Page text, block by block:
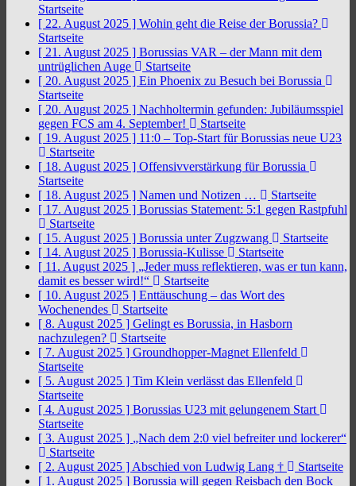
Startseite
[ 22. August 2025 ] Wohin geht die Reise der Borussia?
Startseite
[ 21. August 2025 ] Borussias VAR – der Mann mit dem
untrüglichen Auge
Startseite
[ 20. August 2025 ] Ein Phoenix zu Besuch bei Borussia
Startseite
[ 20. August 2025 ] Nachholtermin gefunden: Jubiläumsspiel
gegen FCS am 4. September!
Startseite
[ 19. August 2025 ] 11:0 – Top-Start für Borussias neue U23
Startseite
[ 18. August 2025 ] Offensivverstärkung für Borussia
Startseite
[ 18. August 2025 ] Namen und Notizen …
Startseite
[ 17. August 2025 ] Borussias Statement: 5:1 gegen Rastpfuhl
Startseite
[ 15. August 2025 ] Borussia unter Zugzwang
Startseite
[ 14. August 2025 ] Borussia-Kulisse
Startseite
[ 11. August 2025 ] „Jeder muss reflektieren, was er tun kann,
damit es besser wird!“
Startseite
[ 10. August 2025 ] Enttäuschung – das Wort des
Wochenendes
Startseite
[ 8. August 2025 ] Gelingt es Borussia, in Hasborn
nachzulegen?
Startseite
[ 7. August 2025 ] Groundhopper-Magnet Ellenfeld
Startseite
[ 5. August 2025 ] Tim Klein verlässt das Ellenfeld
Startseite
[ 4. August 2025 ] Borussias U23 mit gelungenem Start
Startseite
[ 3. August 2025 ] „Nach dem 2:0 viel befreiter und lockerer“
Startseite
[ 2. August 2025 ] Abschied von Ludwig Lang †
Startseite
[ 1. August 2025 ] Borussia will gegen Reisbach den Bock